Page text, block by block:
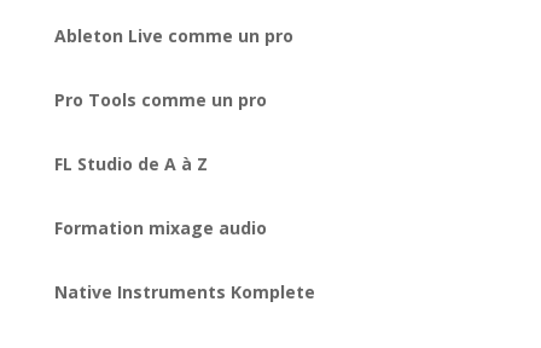
Ableton Live comme un pro
Pro Tools comme un pro
FL Studio de A à Z
Formation mixage audio
Native Instruments Komplete